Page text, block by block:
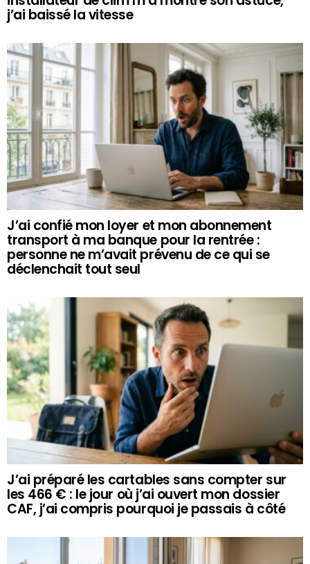
j’ai baissé la vitesse
J’ai confié mon loyer et mon abonnement
transport à ma banque pour la rentrée :
personne ne m’avait prévenu de ce qui se
déclenchait tout seul
J’ai préparé les cartables sans compter sur
les 466 € : le jour où j’ai ouvert mon dossier
CAF, j’ai compris pourquoi je passais à côté